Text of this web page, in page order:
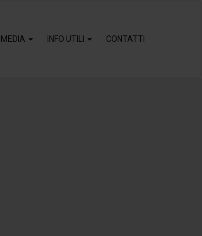
INFO UTILI CONTATTI